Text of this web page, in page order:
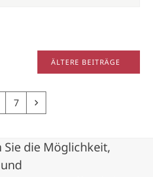
ÄLTERE BEITRÄGE
Page
7 Next
die Möglichkeit,